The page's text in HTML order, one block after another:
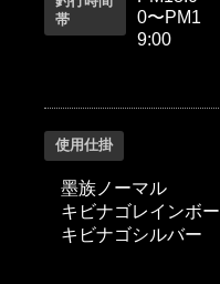
帯
0〜PM1
9:00
使用仕掛
墨族ノーマル
キビナゴレインボー
キビナゴシルバー